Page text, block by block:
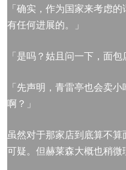
「确实，作为国家来考虑
有任何进展的。」
「是吗？姑且问一下，面
「先声明，青雷亭也会卖
啊？」
虽然对于那家店到底算不
可疑。但赫莱森大概也稍微